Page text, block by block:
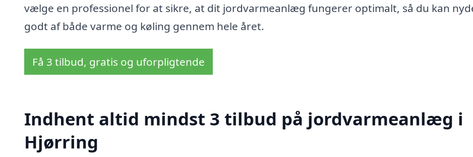
vælge en professionel for at sikre, at dit jordvarmeanlæg fungerer optimalt, så du kan
godt af både varme og køling gennem hele året.
Få 3 tilbud, gratis og uforpligtende
Indhent altid mindst 3 tilbud på jordvarmeanlæg i
Hjørring